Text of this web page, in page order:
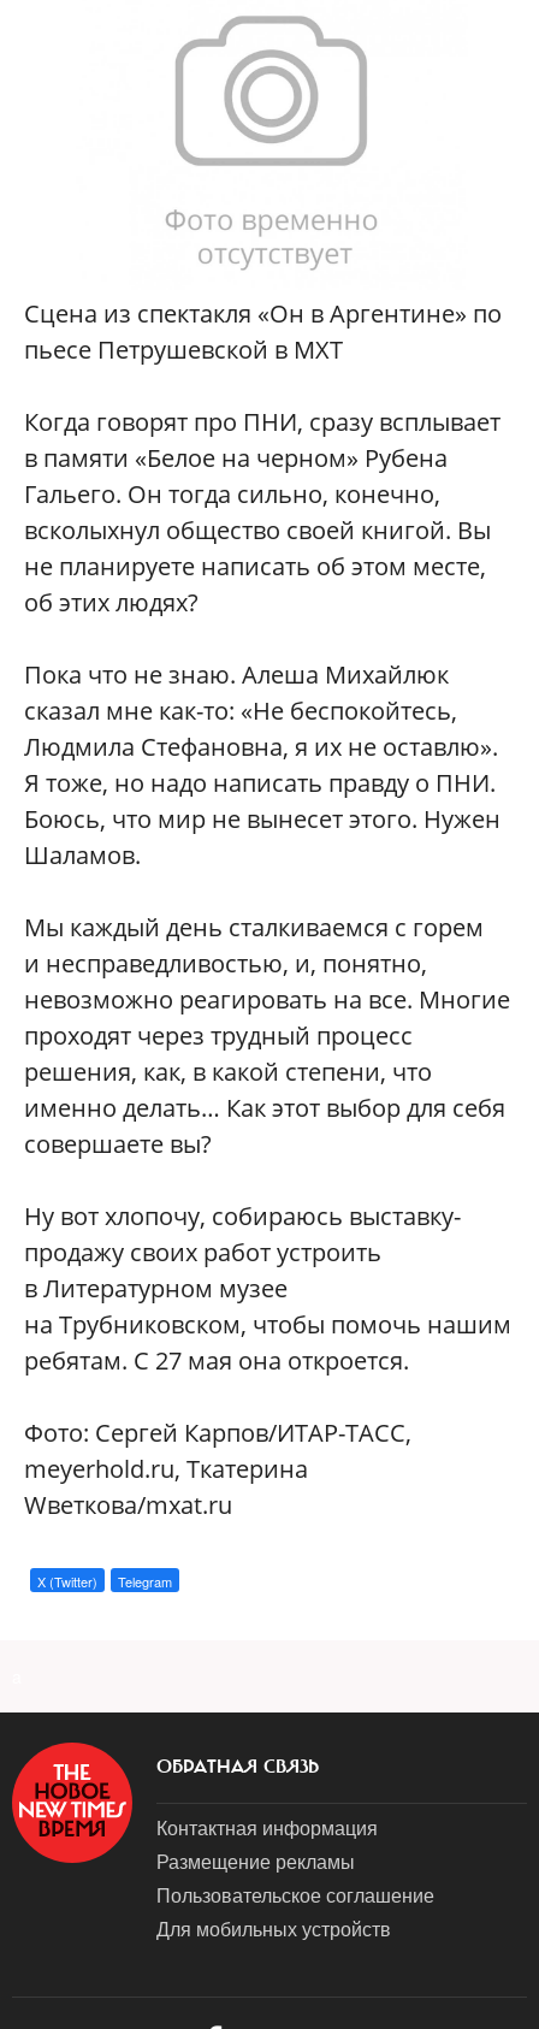
Сцена из спектакля «Он в Аргентине» по
пьесе Петрушевской в МХТ
Когда говорят про ПНИ, сразу всплывает
в памяти «Белое на черном» Рубена
Гальего. Он тогда сильно, конечно,
всколыхнул общество своей книгой. Вы
не планируете написать об этом месте,
об этих людях?
Пока что не знаю. Алеша Михайлюк
сказал мне как-то: «Не беспокойтесь,
Людмила Стефановна, я их не оставлю».
Я тоже, но надо написать правду о ПНИ.
Боюсь, что мир не вынесет этого. Нужен
Шаламов.
Мы каждый день сталкиваемся с горем
и несправедливостью, и, понятно,
невозможно реагировать на все. Многие
проходят через трудный процесс
решения, как, в какой степени, что
именно делать… Как этот выбор для себя
совершаете вы?
Ну вот хлопочу, собираюсь выставку-
продажу своих работ устроить
в Литературном музее
на Трубниковском, чтобы помочь нашим
ребятам. С 27 мая она откроется.
Фото: Сергей Карпов/ИТАР-ТАСС,
meyerhold.ru, Tкатерина
Wветкова/mxat.ru
X (Twitter) Telegram
ОБРАТНАЯ СВЯЗЬ
Контактная информация
Размещение рекламы
Пользовательское соглашение
Для мобильных устройств